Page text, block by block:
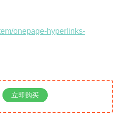
onepage-hyperlinks-
立即购买